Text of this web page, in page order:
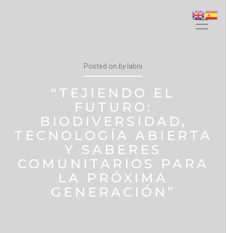
Posted on bylabni
“TEJIENDO EL
FUTURO:
BIODIVERSIDAD,
TECNOLOGÍA ABIERTA
Y SABERES
COMUNITARIOS PARA
LA PRÓXIMA
GENERACIÓN”